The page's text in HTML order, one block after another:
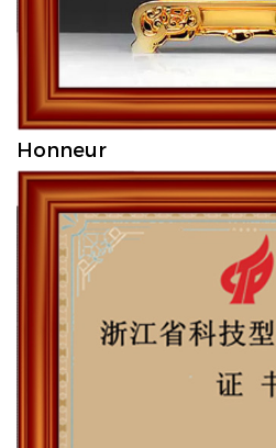
Honneur